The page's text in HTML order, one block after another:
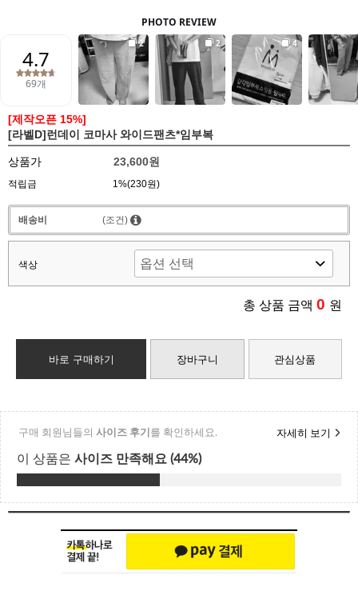
[제작오픈 15%]
[라벨D]런데이 코마사 와이드팬츠*임부복
상품가 23,600원
적립금 1%(230원)
배송비 (조건)
색상
총 상품 금액 0 원
바로 구매하기 장바구니 관심상품